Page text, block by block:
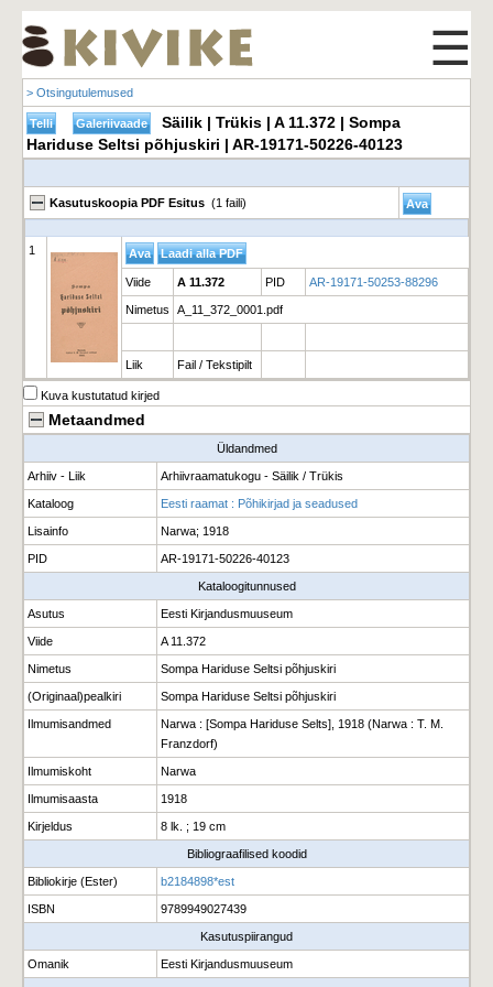
☰
> Otsingutulemused
Säilik | Trükis | A 11.372 | Sompa
Hariduse Seltsi põhjuskiri | AR-19171-50226-40123
Kasutuskoopia PDF Esitus (1 faili)
1
Viide A 11.372 PID AR-19171-50253-88296
Nimetus A_11_372_0001.pdf
Liik Fail / Tekstipilt
Kuva kustutatud kirjed
Metaandmed
Üldandmed
Arhiiv - Liik Arhiivraamatukogu - Säilik / Trükis
Kataloog Eesti raamat : Põhikirjad ja seadused
Lisainfo Narwa; 1918
PID AR-19171-50226-40123
Kataloogitunnused
Asutus Eesti Kirjandusmuuseum
Viide A 11.372
Nimetus Sompa Hariduse Seltsi põhjuskiri
(Originaal)pealkiri Sompa Hariduse Seltsi põhjuskiri
Ilmumisandmed
Narwa : [Sompa Hariduse Selts], 1918 (Narwa : T. M.
Franzdorf)
Ilmumiskoht Narwa
Ilmumisaasta 1918
Kirjeldus 8 lk. ; 19 cm
Bibliograafilised koodid
Bibliokirje (Ester) b2184898*est
ISBN 9789949027439
Kasutuspiirangud
Omanik Eesti Kirjandusmuuseum